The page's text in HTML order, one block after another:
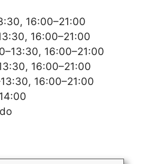
16:00–21:00
16:00–21:00
16:00–21:00
16:00–21:00
16:00–21:00